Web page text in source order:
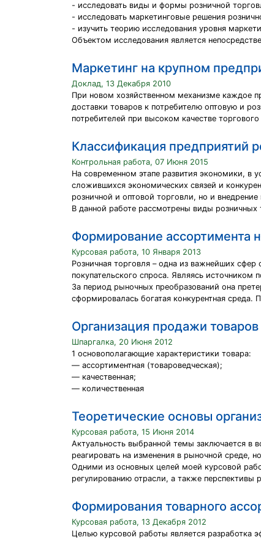
- исследовать виды и формы розничной
- исследовать маркетинговые решения
- изучить теорию исследования уровня
Объектом исследования является
Маркетинг на крупном
Доклад, 13 Декабря 2010
При новом хозяйственном механизме каждое
доставки товаров к потребителю оптовую и
потребителей при высоком качестве
Классификация предприятий
Контрольная работа, 07 Июня 2015
На современном этапе развития экономики, в
сложившихся экономических связей и
розничной и оптовой торговли, но и
В данной работе рассмотрены виды
Формирование ассортимента
Курсовая работа, 10 Января 2013
Розничная торговля – одна из важнейших
покупательского спроса. Являясь
За период рыночных преобразований она
сформировалась богатая конкурентная среда.
Организация продажи
Шпаргалка, 20 Июня 2012
1 основополагающие характеристики товара:
— ассортиментная (товароведческая);
— качественная;
— количественная
Теоретические основы
Курсовая работа, 15 Июня 2014
Актуальность выбранной темы заключается в
реагировать на изменения в рыночной среде,
Одними из основных целей моей курсовой
регулированию отрасли, а также
Формирования товарного
Курсовая работа, 13 Декабря 2012
Целью курсовой работы является разработка